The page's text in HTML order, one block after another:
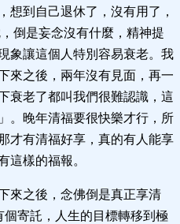
想到自己退休了，沒有用了，
倒是妄念沒有什麼，精神提
象讓這個人特別容易衰老。我
來之後，兩年沒有見面，再一
衰老了都叫我們很難認識，這
。晚年清福要很快樂才行，所
才有清福好享，真的有人能享
這樣的福報。
來之後，念佛倒是真正享清
寄託，人生的目標轉移到極